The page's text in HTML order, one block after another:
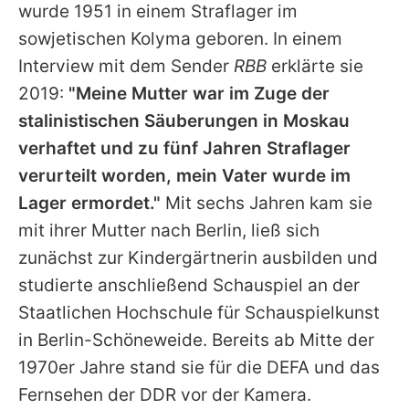
wurde 1951 in einem Straflager im
sowjetischen Kolyma geboren. In einem
Interview mit dem Sender RBB erklärte sie
2019: "Meine Mutter war im Zuge der
stalinistischen Säuberungen in Moskau
verhaftet und zu fünf Jahren Straflager
verurteilt worden, mein Vater wurde im
Lager ermordet." Mit sechs Jahren kam sie
mit ihrer Mutter nach Berlin, ließ sich
zunächst zur Kindergärtnerin ausbilden und
studierte anschließend Schauspiel an der
Staatlichen Hochschule für Schauspielkunst
in Berlin-Schöneweide. Bereits ab Mitte der
1970er Jahre stand sie für die DEFA und das
Fernsehen der DDR vor der Kamera.